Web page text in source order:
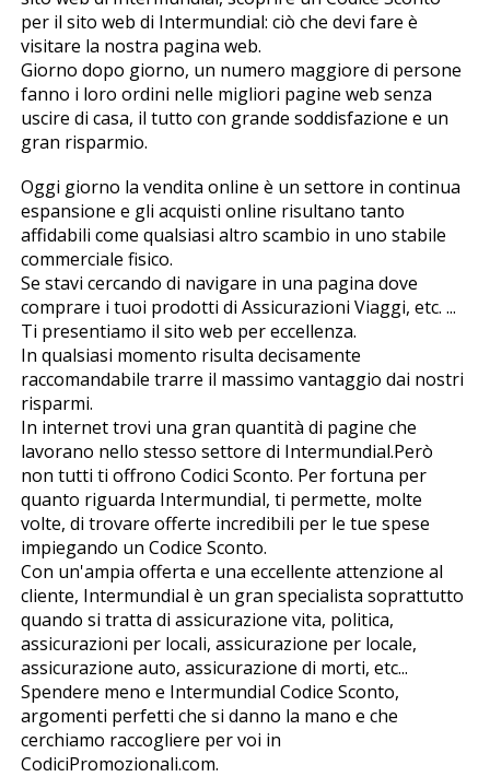
per il sito web di Intermundial: ciò che devi fare è
visitare la nostra pagina web.
Giorno dopo giorno, un numero maggiore di persone
fanno i loro ordini nelle migliori pagine web senza
uscire di casa, il tutto con grande soddisfazione e un
gran risparmio.
Oggi giorno la vendita online è un settore in continua
espansione e gli acquisti online risultano tanto
affidabili come qualsiasi altro scambio in uno stabile
commerciale fisico.
Se stavi cercando di navigare in una pagina dove
comprare i tuoi prodotti di Assicurazioni Viaggi, etc. ...
Ti presentiamo il sito web per eccellenza.
In qualsiasi momento risulta decisamente
raccomandabile trarre il massimo vantaggio dai nostri
risparmi.
In internet trovi una gran quantità di pagine che
lavorano nello stesso settore di Intermundial.Però
non tutti ti offrono Codici Sconto. Per fortuna per
quanto riguarda Intermundial, ti permette, molte
volte, di trovare offerte incredibili per le tue spese
impiegando un Codice Sconto.
Con un'ampia offerta e una eccellente attenzione al
cliente, Intermundial è un gran specialista soprattutto
quando si tratta di assicurazione vita, politica,
assicurazioni per locali, assicurazione per locale,
assicurazione auto, assicurazione di morti, etc...
Spendere meno e Intermundial Codice Sconto,
argomenti perfetti che si danno la mano e che
cerchiamo raccogliere per voi in
CodiciPromozionali.com.